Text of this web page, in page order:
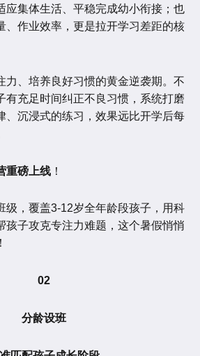
应集体生活、平稳完成幼小衔接；也
、作业效率，更是拉开学习差距的核
力、培养良好习惯的黄金逆袭期。不
有充足时间纠正不良习惯，系统打磨
、沉浸式的练习，效果远比开学后每
重磅上线 ！
级，覆盖3-12岁全年龄段孩子，用科
孩子攻克专注力难题，这个暑假悄悄
02
分龄设班